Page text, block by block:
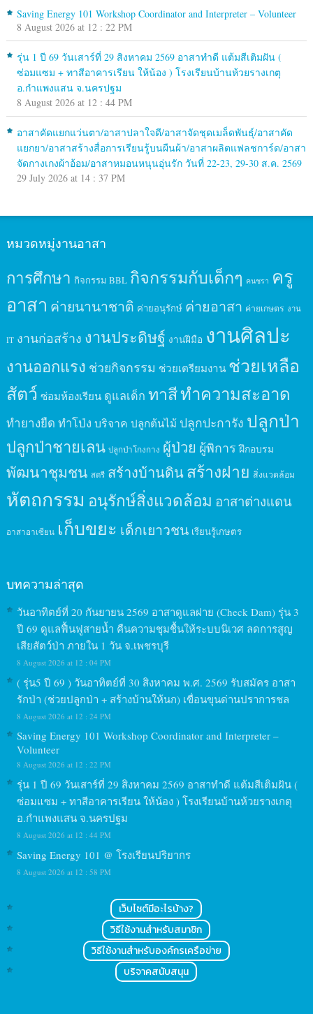
Saving Energy 101 Workshop Coordinator and Interpreter – Volunteer
8 August 2026 at 12 : 22 PM
รุ่น 1 ปี 69 วันเสาร์ที่ 29 สิงหาคม 2569 อาสาทำดี แต้มสีเติมฝัน (
ซ่อมแซม + ทาสีอาคารเรียน ให้น้อง ) โรงเรียนบ้านห้วยรางเกตุ
อ.กำแพงแสน จ.นครปฐม
8 August 2026 at 12 : 44 PM
อาสาคัดแยกแว่นตา/อาสาปลาใจดี/อาสาจัดชุดเมล็ดพันธุ์/อาสาคัด
แยกยา/อาสาสร้างสื่อการเรียนรู้บนผืนผ้า/อาสาผลิตแฟลชการ์ด/อาสา
จัดกางเกงผ้าอ้อม/อาสาหมอนหนุนอุ่นรัก วันที่ 22-23, 29-30 ส.ค. 2569
29 July 2026 at 14 : 37 PM
หมวดหมู่งานอาสา
การศึกษา กิจกรรม BBL กิจกรรมกับเด็กๆ คนชรา ครู
อาสา ค่ายนานาชาติ ค่ายอนุรักษ์ ค่ายอาสา ค่ายเกษตร งาน
IT งานก่อสร้าง งานประดิษฐ์ งานฝีมือ งานศิลปะ
งานออกแรง ช่วยกิจกรรม ช่วยเตรียมงาน ช่วยเหลือ
สัตว์ ซ่อมห้องเรียน ดูแลเด็ก ทาสีทำความสะอาด
ทำยางยืด ทำโป่ง บริจาค ปลูกต้นไม้ ปลูกปะการัง ปลูกป่า
ปลูกป่าชายเลน ปลูกป่าโกงกาง ผู้ป่วย ผู้พิการ ฝึกอบรม
พัฒนาชุมชน สตรี สร้างบ้านดินสร้างฝาย สิ่งแวดล้อม
หัตถกรรม อนุรักษ์สิ่งแวดล้อม อาสาต่างแดน
อาสาอาเซียน เก็บขยะ เด็กเยาวชน เรียนรู้เกษตร
บทความล่าสุด
วันอาทิตย์ที่ 20 กันยายน 2569 อาสาดูแลฝาย (Check Dam) รุ่น 3
ปี 69 ดูแลฟื้นฟูสายน้ำ คืนความชุมชื้นให้ระบบนิเวศ ลดการสูญ
เสียสัตว์ป่า ภายใน 1 วัน จ.เพชรบุรี
8 August 2026 at 12 : 04 PM
( รุ่น5 ปี 69 ) วันอาทิตย์ที่ 30 สิงหาคม พ.ศ. 2569 รับสมัคร อาสา
รักป่า (ช่วยปลูกป่า + สร้างบ้านให้นก) เขื่อนขุนด่านปราการชล
8 August 2026 at 12 : 24 PM
Saving Energy 101 Workshop Coordinator and Interpreter –
Volunteer
8 August 2026 at 12 : 22 PM
รุ่น 1 ปี 69 วันเสาร์ที่ 29 สิงหาคม 2569 อาสาทำดี แต้มสีเติมฝัน (
ซ่อมแซม + ทาสีอาคารเรียน ให้น้อง ) โรงเรียนบ้านห้วยรางเกตุ
อ.กำแพงแสน จ.นครปฐม
8 August 2026 at 12 : 44 PM
Saving Energy 101 @ โรงเรียนปริยากร
8 August 2026 at 12 : 58 PM
เว็บไซต์มีอะไรบ้าง?
วิธีใช้งานสำหรับสมาชิก
วิธีใช้งานสำหรับองค์กรเครือข่าย
บริจาคสนับสนุน